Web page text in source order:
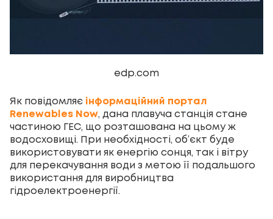
edp.com
Як повідомляє інформаційний портал
Renewables Now, дана плавуча станція стане
частиною ГЕС, що розташована на цьому ж
водосховищі. При необхідності, об’єкт буде
використовувати як енергію сонця, так і вітру
для перекачування води з метою її подальшого
використання для виробництва
гідроелектроенергії.